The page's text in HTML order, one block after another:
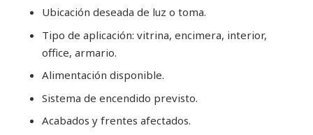
Ubicación deseada de luz o toma.
Tipo de aplicación: vitrina, encimera, interior,
office, armario.
Alimentación disponible.
Sistema de encendido previsto.
Acabados y frentes afectados.